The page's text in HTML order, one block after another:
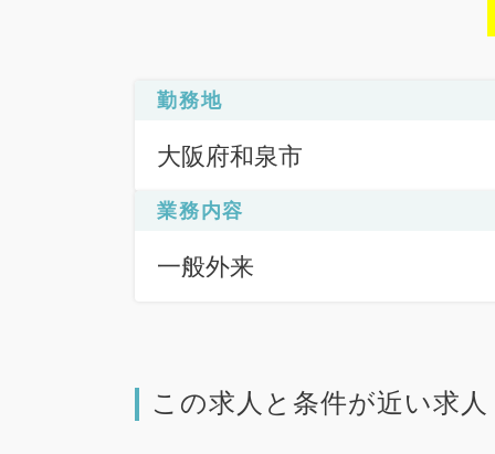
勤務地
大阪府和泉市
業務内容
一般外来
この求人と条件が近い求人